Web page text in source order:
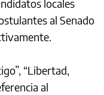
locales
al Senado
“Libertad,
al